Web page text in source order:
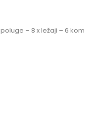
– 8 x ležaji – 6 kom